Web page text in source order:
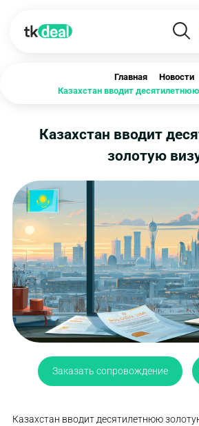
Главная
Новости
Казахстан вводит
Казахстан вводит
золотую
Заказать сопровождение
Казахстан вводит десятилетнюю